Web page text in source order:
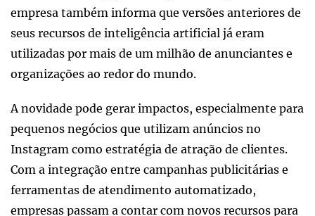
empresa também informa que versões anteriores de
seus recursos de inteligência artificial já eram
utilizadas por mais de um milhão de anunciantes e
organizações ao redor do mundo.
A novidade pode gerar impactos, especialmente para
pequenos negócios que utilizam anúncios no
Instagram como estratégia de atração de clientes.
Com a integração entre campanhas publicitárias e
ferramentas de atendimento automatizado,
empresas passam a contar com novos recursos para